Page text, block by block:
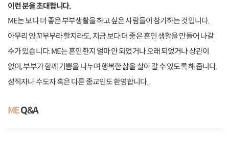
이런 분을 초대합니다.
ME는 보다 더 좋은 부부생활을 하고 싶은 사람들이 참가하는 것입니다.
아무리 잉꼬부부라 할지라도, 지금 보다 더 좋은 혼인 생활을 만들어 나갈
수가 있습니다. ME는 혼인한지 얼마 안 되었거나 오래 되었거나 상관이
없이, 부부가 함께 기쁨을 나누며 행복한 삶을 살아 갈 수 있도록 해 줍니다.
성직자나 수도자 혹은 다른 종교인도 환영합니다.
MEQ&A